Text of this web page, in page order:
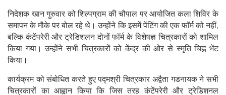
निदेशक खान गुरुवार को शिल्पग्राम की चौपाल पर आयोजित कला शिविर के
समापन के मौके पर बोल रहे थे। उन्होंने कि इसमें पेंटिंग की एक फॉर्म को नहीं,
बल्कि कंटेंपरेरी और ट्रेडिशलन दोनों फॉर्म के विशेषज्ञ चित्रकारों को शामिल
किया गया। उन्होंने सभी चित्रकारों को केंद्र की ओर से स्मृति चिह्न भेंट
किया।
कार्यक्रम को संबोधित करते हुए पद्मश्री चित्रकार अद्वैता गडनायक ने सभी
चित्रकारों का आह्वान किया कि जिस तरह कंटेंपरेरी और ट्रेडिशनल